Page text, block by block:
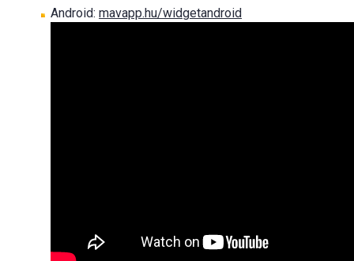
Android: mavapp.hu/widgetandroid